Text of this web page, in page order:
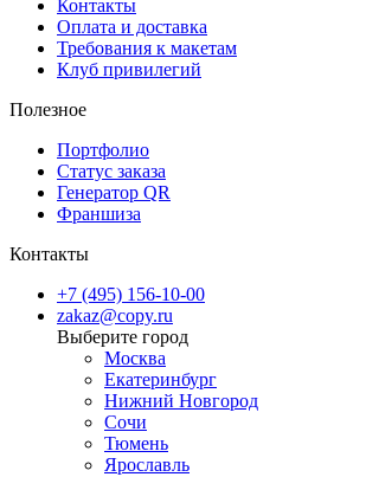
Контакты
Оплата и доставка
Требования к макетам
Клуб привилегий
Полезное
Портфолио
Статус заказа
Генератор QR
Франшиза
Контакты
+7 (495) 156-10-00
zakaz@copy.ru
Москва
Екатеринбург
Нижний Новгород
Сочи
Тюмень
Ярославль